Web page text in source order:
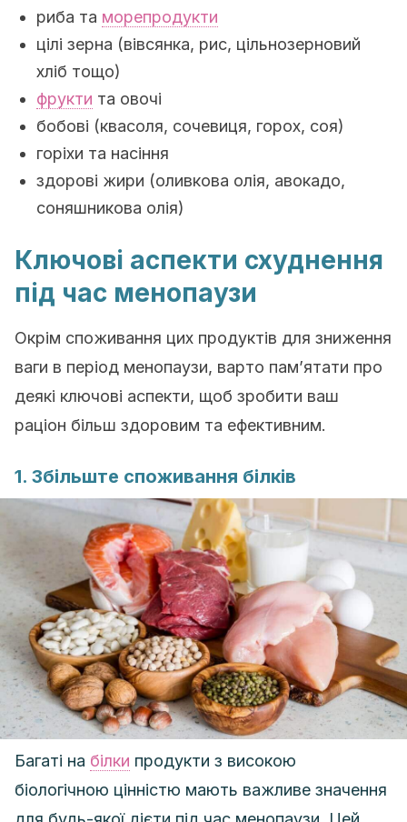
риба та морепродукти
цілі зерна (вівсянка, рис, цільнозерновий
хліб тощо)
фрукти та овочі
бобові (квасоля, сочевиця, горох, соя)
горіхи та насіння
здорові жири (оливкова олія, авокадо,
соняшникова олія)
Ключові аспекти схуднення
під час менопаузи
Окрім споживання цих продуктів для зниження
ваги в період менопаузи, варто пам’ятати про
деякі ключові аспекти, щоб зробити ваш
раціон більш здоровим та ефективним.
1. Збільште споживання білків
Багаті на білки продукти з високою
біологічною цінністю мають важливе значення